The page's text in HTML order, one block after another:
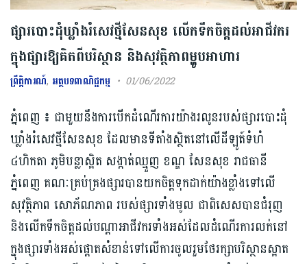
ផ្សារបោះដុំឃ្លាំងរំសេវថ្មីសែនសុខ លើកទឹកចិត្តដល់អាជីវករ
ក្នុងផ្សារឱ្យគិតពីបរិស្ថាន និងសុវត្ថិភាពម្ហូបអាហារ
ព្រឹត្តិការណ៍, អត្ថបទពាណិជ្ជកម្ម 01/06/2022
ភ្នំពេញ ៖ ជាមួយនឹងការបើកដំណើរការយ៉ាងរលូនរបស់ផ្សារបោះដុំ
ឃ្លាំងរំសេវថ្មីសែនសុខ ដែលមានទីតាំងស្ថិតនៅលើដីឡូត៍ទំហំ
៤ហិកតា ភូមិបន្លាស្អិត សង្កាត់ឈ្មួញ ខណ្ឌ សែនសុខ រាជធានី
ភ្នំពេញ គណៈគ្រប់គ្រងផ្សារបានយកចិត្តទុកដាក់យ៉ាងខ្លាំងទៅលើ
សុវត្ថិភាព សោភ័ណភាព របស់ផ្សារទាំងមូល ជាពិសេសបានជំរុញ
និងលើកទឹកចិត្តដល់បណ្តាអាជីវករទាំងអស់ដែលដំណើរការលក់នៅ
ក្នុងផ្សារទាំងអស់ផ្តោតសំខាន់ទៅលើការចូលរួមថែរក្សាបរិស្ថានស្អាត